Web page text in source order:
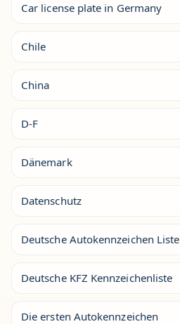
Car license plate in Germany
Chile
China
D-F
Dänemark
Datenschutz
Deutsche Autokennzeichen Liste
Deutsche KFZ Kennzeichenliste
Die ersten Autokennzeichen